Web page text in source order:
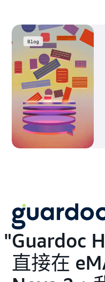
Blog
Read the blog
Guardoc
直接在